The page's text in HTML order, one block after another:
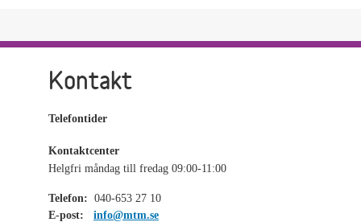
Kontakt
Telefontider
Kontaktcenter
Helgfri måndag till fredag 09:00-11:00
Telefon: 040-653 27 10
E-post:
info@mtm.se